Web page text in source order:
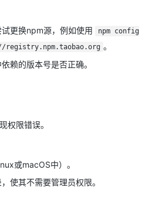
更换npm源，例如使用
npm config
。
依赖的版本号是否正确。
权限错误。
或macOS中）。
使其不需要管理员权限。